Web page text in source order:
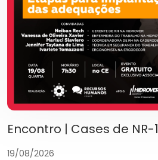
Encontro | Cases de NR-1
19/08/2026